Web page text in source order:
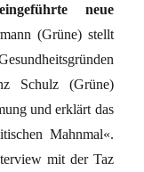
neue
(Grüne) stellt
Schulz (Grüne)
und erklärt das
Mahnmal«.
mit der Taz